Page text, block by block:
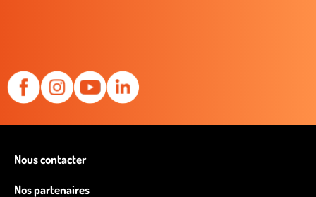
Nous contacter
Nos partenaires